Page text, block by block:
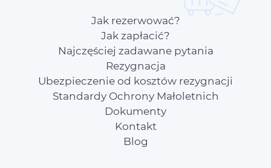
Jak rezerwować?
Jak zapłacić?
Najczęściej zadawane pytania
Rezygnacja
Ubezpieczenie od kosztów rezygnacji
Standardy Ochrony Małoletnich
Dokumenty
Kontakt
Blog